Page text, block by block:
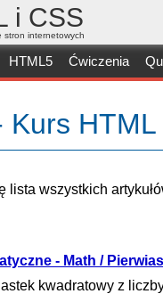
i CSS
stron internetowych
HTML5 Ćwiczenia
Kurs HTML
lista wszystkich
- Math /
kwadratowy z